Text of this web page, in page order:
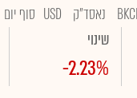
נאסד"ק USD סוף יום
שינוי
-2.23%